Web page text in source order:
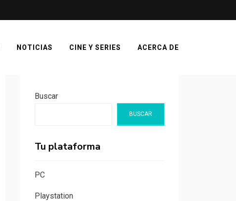
NOTICIAS CINE Y SERIES ACERCA DE
Buscar
BUSCAR
Tu plataforma
PC
Playstation